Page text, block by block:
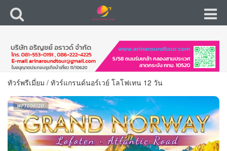
ทัวร์พรีเมี่ยม / ทัวร์แกรนด์นอร์เวย์ โลโฟเทน 12 วัน